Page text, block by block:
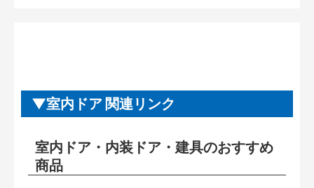
室内ドア 関連リンク
室内ドア・内装ドア・建具のおすすめ
商品